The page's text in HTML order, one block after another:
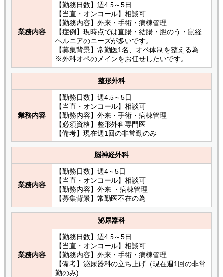
業務内容
【勤務日数】週4.5～5日
【当直・オンコール】相談可
【勤務内容】外来・手術・病棟管理
【症例】現時点では直腸・結腸・胆のう・鼠経
ヘルニアのニーズが多いです。
【募集背景】常勤医1名、オペ体制を整える為
※外科オペのメインをお任せしたいです。
整形外科
業務内容
【勤務日数】週4.5～5日
【当直・オンコール】相談可
【勤務内容】外来・手術・病棟管理
【必須資格】整形外科専門医
【備考】現在週1回の非常勤のみ
脳神経外科
業務内容
【勤務日数】週4～5日
【当直・オンコール】相談可
【勤務内容】外来 ・病棟管理
【募集背景】常勤医不在の為
泌尿器科
業務内容
【勤務日数】週4.5～5日
【当直・オンコール】相談可
【勤務内容】外来・手術・病棟管理
【備考】泌尿器科の立ち上げ（現在週1回の非常
勤のみ)